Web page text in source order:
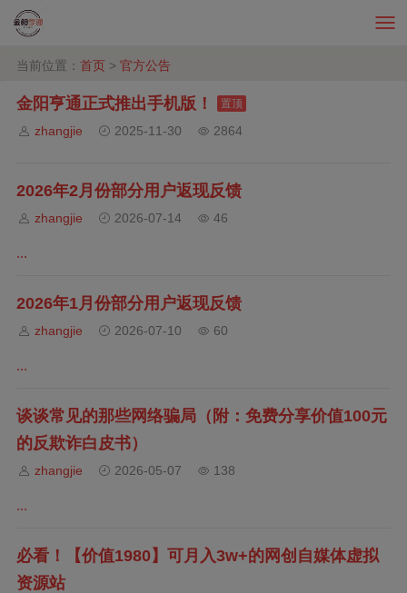
当前位置： 首页 > 官方公告
金阳亨通正式推出手机版！ 置顶
zhangjie 2025-11-30 2864
2026年2月份部分用户返现反馈
zhangjie 2026-07-14 46
...
2026年1月份部分用户返现反馈
zhangjie 2026-07-10 60
...
谈谈常见的那些网络骗局（附：免费分享价值100元
的反欺诈白皮书）
zhangjie 2026-05-07 138
...
必看！【价值1980】可月入3w+的网创自媒体虚拟
资源站